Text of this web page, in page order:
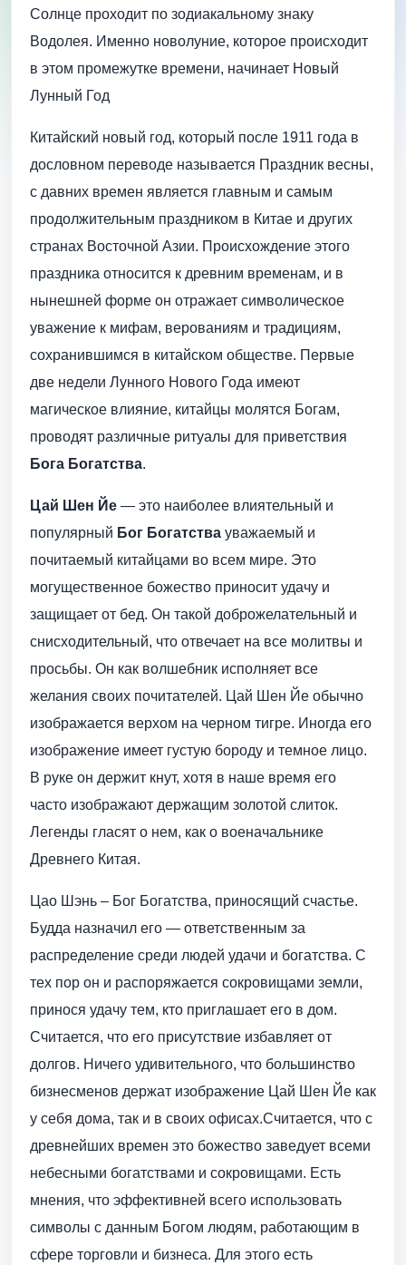
Солнце проходит по зодиакальному знаку
Водолея. Именно новолуние, которое происходит
в этом промежутке времени, начинает Новый
Лунный Год
Китайский новый год, который после 1911 года в
дословном переводе называется Праздник весны,
с давних времен является главным и самым
продолжительным праздником в Китае и других
странах Восточной Азии. Происхождение этого
праздника относится к древним временам, и в
нынешней форме он отражает символическое
уважение к мифам, верованиям и традициям,
сохранившимся в китайском обществе. Первые
две недели Лунного Нового Года имеют
магическое влияние, китайцы молятся Богам,
проводят различные ритуалы для приветствия
Бога Богатства.
Цай Шен Йе — это наиболее влиятельный и
популярный Бог Богатства уважаемый и
почитаемый китайцами во всем мире. Это
могущественное божество приносит удачу и
защищает от бед. Он такой доброжелательный и
снисходительный, что отвечает на все молитвы и
просьбы. Он как волшебник исполняет все
желания своих почитателей. Цай Шен Йе обычно
изображается верхом на черном тигре. Иногда его
изображение имеет густую бороду и темное лицо.
В руке он держит кнут, хотя в наше время его
часто изображают держащим золотой слиток.
Легенды гласят о нем, как о военачальнике
Древнего Китая.
Цао Шэнь – Бог Богатства, приносящий счастье.
Будда назначил его — ответственным за
распределение среди людей удачи и богатства. С
тех пор он и распоряжается сокровищами земли,
принося удачу тем, кто приглашает его в дом.
Считается, что его присутствие избавляет от
долгов. Ничего удивительного, что большинство
бизнесменов держат изображение Цай Шен Йе как
у себя дома, так и в своих офисах.Считается, что с
древнейших времен это божество заведует всеми
небесными богатствами и сокровищами. Есть
мнения, что эффективней всего использовать
символы с данным Богом людям, работающим в
сфере торговли и бизнеса. Для этого есть